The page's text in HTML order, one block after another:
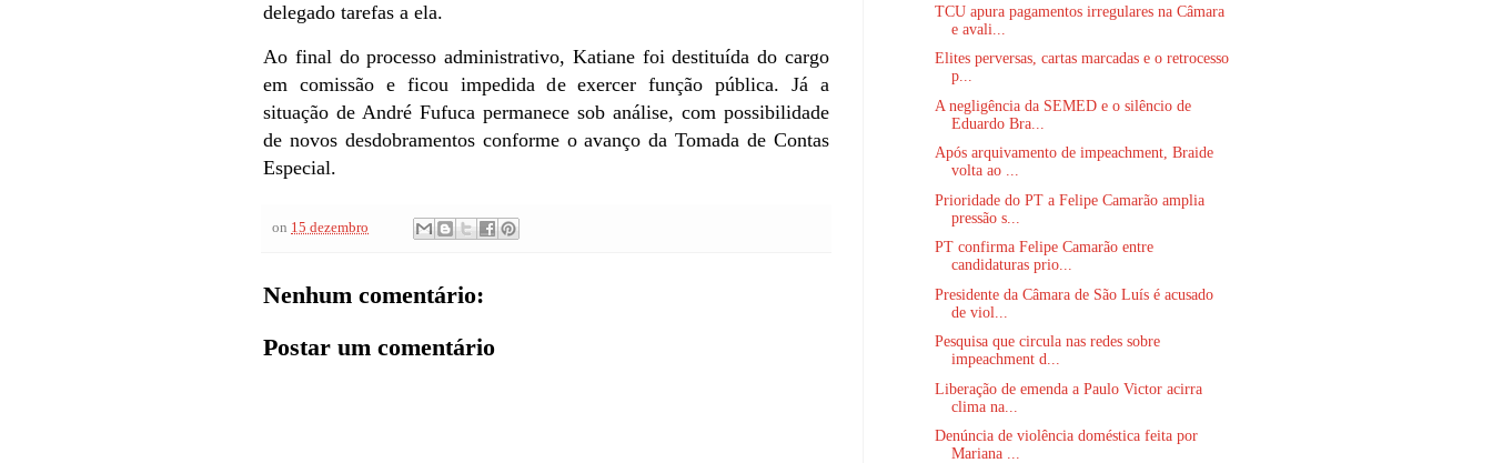
delegado tarefas a ela.
Ao final do processo administrativo, Katiane foi destituída do cargo
em comissão e ficou impedida de exercer função pública. Já a
situação de André Fufuca permanece sob análise, com possibilidade
de novos desdobramentos conforme o avanço da Tomada de Contas
Especial.
on 15 dezembro
Nenhum comentário:
Postar um comentário
TCU apura pagamentos irregulares na Câmara
e avali...
Elites perversas, cartas marcadas e o retrocesso
p...
A negligência da SEMED e o silêncio de
Eduardo Bra...
Após arquivamento de impeachment, Braide
volta ao ...
Prioridade do PT a Felipe Camarão amplia
pressão s...
PT confirma Felipe Camarão entre
candidaturas prio...
Presidente da Câmara de São Luís é acusado
de viol...
Pesquisa que circula nas redes sobre
impeachment d...
Liberação de emenda a Paulo Victor acirra
clima na...
Denúncia de violência doméstica feita por
Mariana ...